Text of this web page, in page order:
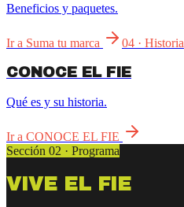
Beneficios y paquetes.
Ir a Suma tu marca 04 · Historia
CONOCE EL FIE
Qué es y su historia.
Ir a CONOCE EL FIE
Sección 02 · Programa
VIVE EL FIE